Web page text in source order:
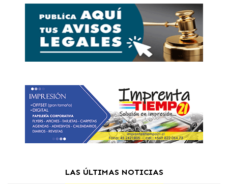
LAS ÚLTIMAS NOTICIAS